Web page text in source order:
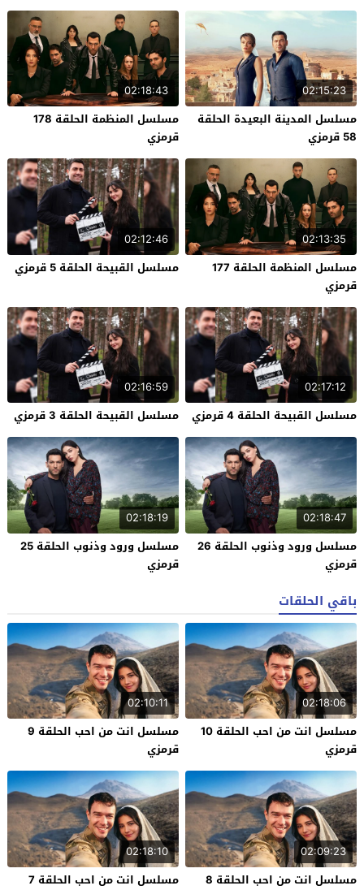
02:15:23
مسلسل المدينة البعيدة الحلقة
58 قرمزي
02:18:43
مسلسل المنظمة الحلقة 178
قرمزي
02:13:35
مسلسل المنظمة الحلقة 177
قرمزي
02:12:46
مسلسل القبيحة الحلقة 5 قرمزي
02:17:12
مسلسل القبيحة الحلقة 4 قرمزي
02:16:59
مسلسل القبيحة الحلقة 3 قرمزي
02:18:47
مسلسل ورود وذنوب الحلقة 26
قرمزي
02:18:19
مسلسل ورود وذنوب الحلقة 25
قرمزي
باقي الحلقات
02:18:06
مسلسل انت من احب الحلقة 10
قرمزي
02:10:11
مسلسل انت من احب الحلقة 9
قرمزي
02:09:23
مسلسل انت من احب الحلقة 8
02:18:10
مسلسل انت من احب الحلقة 7